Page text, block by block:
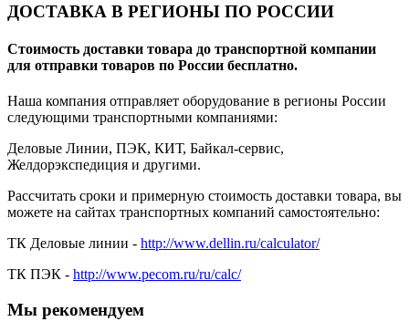
ДОСТАВКА В РЕГИОНЫ ПО РОССИИ
Стоимость доставки товара до транспортной компании
для отправки товаров по России бесплатно.
Наша компания отправляет оборудование в регионы России
следующими транспортными компаниями:
Деловые Линии, ПЭК, КИТ, Байкал-сервис,
Желдорэкспедиция и другими.
Рассчитать сроки и примерную стоимость доставки товара, вы
можете на сайтах транспортных компаний самостоятельно:
ТК Деловые линии - http://www.dellin.ru/calculator/
ТК ПЭК - http://www.pecom.ru/ru/calc/
Мы рекомендуем